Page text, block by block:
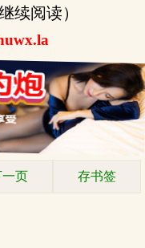
续阅读）
一页 存书签